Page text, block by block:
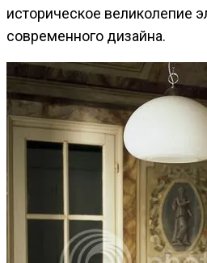
историческое великолепие
современного дизайна.